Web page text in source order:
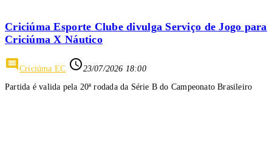
Criciúma Esporte Clube divulga Serviço de Jogo para
Criciúma X Náutico
commentCriciúma EC access_time23/07/2026 18:00
Partida é valida pela 20ª rodada da Série B do Campeonato Brasileiro